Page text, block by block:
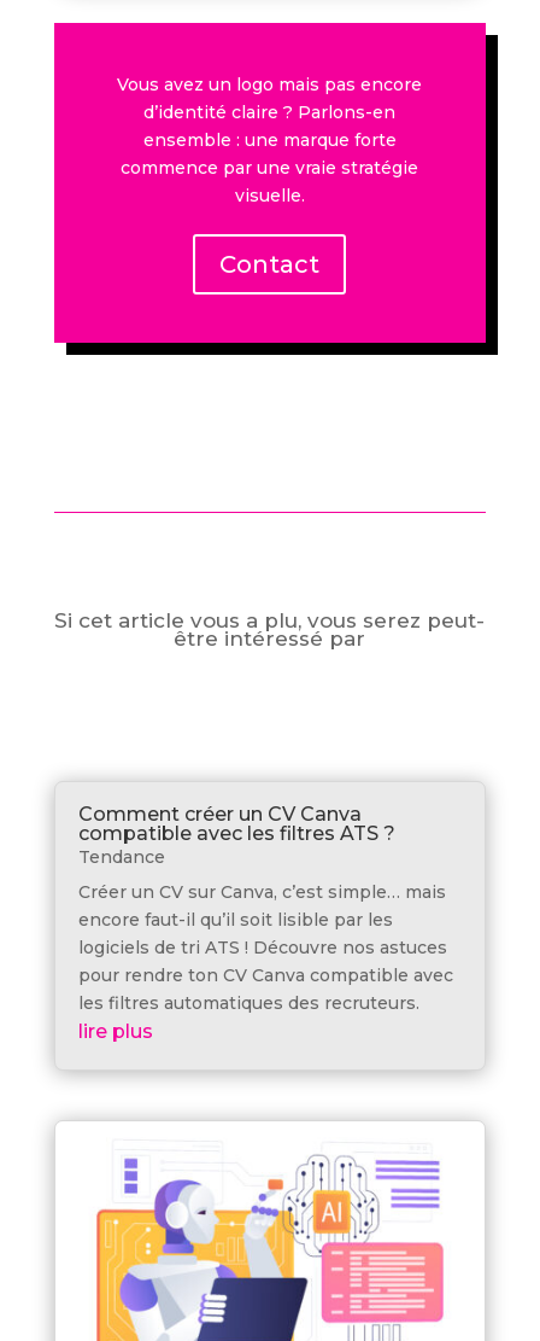
Vous avez un logo mais pas encore
d’identité claire ? Parlons-en
ensemble : une marque forte
commence par une vraie stratégie
visuelle.
Contact
Si cet article vous a plu, vous serez peut-
être intéressé par
Comment créer un CV Canva
compatible avec les filtres ATS ?
Tendance
Créer un CV sur Canva, c’est simple… mais
encore faut-il qu’il soit lisible par les
logiciels de tri ATS ! Découvre nos astuces
pour rendre ton CV Canva compatible avec
les filtres automatiques des recruteurs.
lire plus